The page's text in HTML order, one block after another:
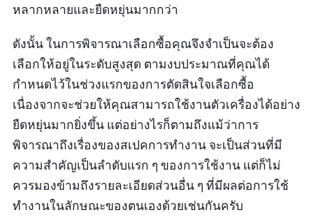
หลากหลายและยืดหยุ่นมากกว่า
ดังนั้น ในการพิจารณาเลือกซื้อคุณจึงจำเป็นจะต้อง
เลือกให้อยู่ในระดับสูงสุด ตามงบประมาณที่คุณได้
กำหนดไว้ในช่วงแรกของการตัดสินใจเลือกซื้อ
เนื่องจากจะช่วยให้คุณสามารถใช้งานตัวเครื่องได้อย่าง
ยืดหยุ่นมากยิ่งขึ้น แต่อย่างไรก็ตามถึงแม้ว่าการ
พิจารณาถึงเรื่องของสเปคการทำงาน จะเป็นส่วนที่มี
ความสำคัญเป็นลำดับแรก ๆ ของการใช้งาน แต่ก็ไม่
ควรมองข้ามถึงรายละเอียดส่วนอื่น ๆ ที่มีผลต่อการใช้
ทำงานในลักษณะของตนเองด้วยเช่นกันครับ